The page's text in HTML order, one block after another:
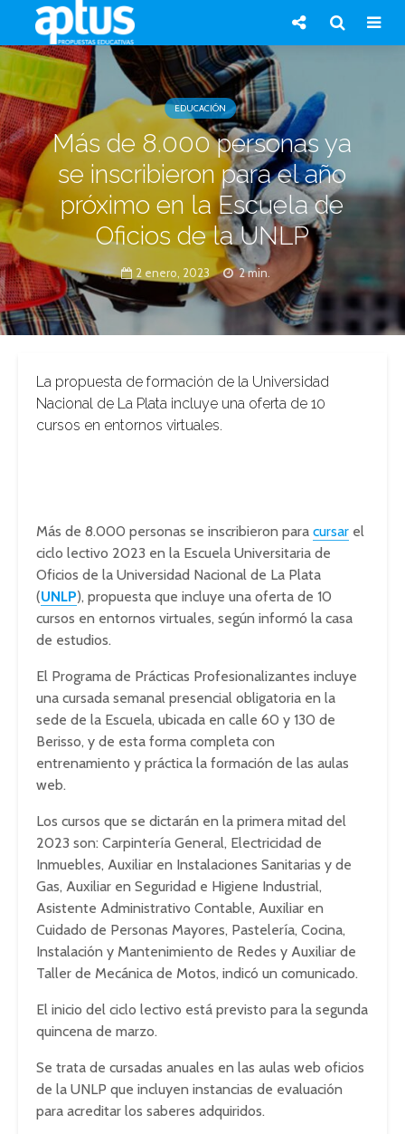
EDUCACIÓN
Más de 8.000 personas ya
se inscribieron para el año
próximo en la Escuela de
Oficios de la UNLP
2 enero, 2023 2 min.
La propuesta de formación de la Universidad
Nacional de La Plata incluye una oferta de 10
cursos en entornos virtuales.
Más de 8.000 personas se inscribieron para cursar el
ciclo lectivo 2023 en la Escuela Universitaria de
Oficios de la Universidad Nacional de La Plata
(UNLP), propuesta que incluye una oferta de 10
cursos en entornos virtuales, según informó la casa
de estudios.
El Programa de Prácticas Profesionalizantes incluye
una cursada semanal presencial obligatoria en la
sede de la Escuela, ubicada en calle 60 y 130 de
Berisso, y de esta forma completa con
entrenamiento y práctica la formación de las aulas
web.
Los cursos que se dictarán en la primera mitad del
2023 son: Carpintería General, Electricidad de
Inmuebles, Auxiliar en Instalaciones Sanitarias y de
Gas, Auxiliar en Seguridad e Higiene Industrial,
Asistente Administrativo Contable, Auxiliar en
Cuidado de Personas Mayores, Pastelería, Cocina,
Instalación y Mantenimiento de Redes y Auxiliar de
Taller de Mecánica de Motos, indicó un comunicado.
El inicio del ciclo lectivo está previsto para la segunda
quincena de marzo.
Se trata de cursadas anuales en las aulas web oficios
de la UNLP que incluyen instancias de evaluación
para acreditar los saberes adquiridos.